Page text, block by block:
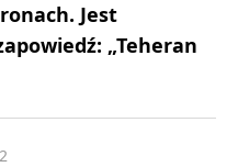
Jest
„Teheran